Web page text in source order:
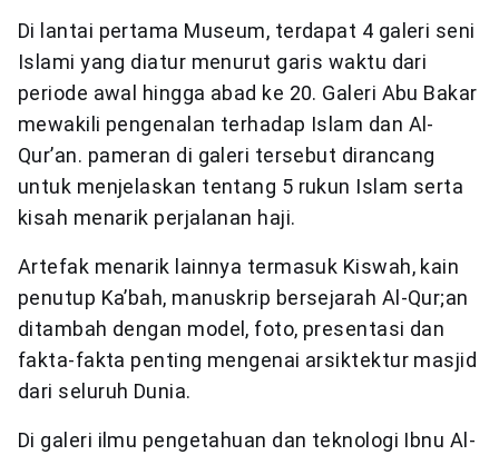
Di lantai pertama Museum, terdapat 4 galeri seni
Islami yang diatur menurut garis waktu dari
periode awal hingga abad ke 20. Galeri Abu Bakar
mewakili pengenalan terhadap Islam dan Al-
Qur’an. pameran di galeri tersebut dirancang
untuk menjelaskan tentang 5 rukun Islam serta
kisah menarik perjalanan haji.
Artefak menarik lainnya termasuk Kiswah, kain
penutup Ka’bah, manuskrip bersejarah Al-Qur;an
ditambah dengan model, foto, presentasi dan
fakta-fakta penting mengenai arsiktektur masjid
dari seluruh Dunia.
Di galeri ilmu pengetahuan dan teknologi Ibnu Al-